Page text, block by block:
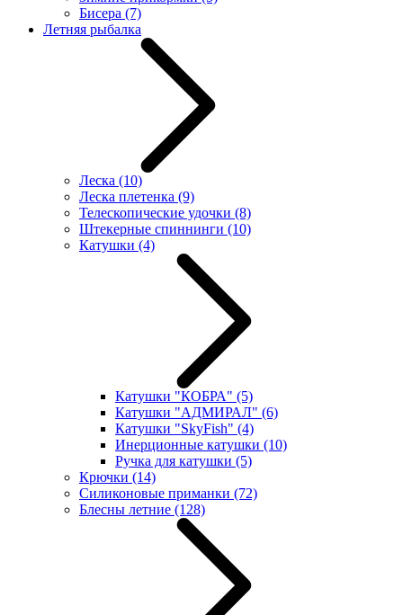
Бисера (7)
Летняя рыбалка
Леска (10)
Леска плетенка (9)
Телескопические удочки (8)
Штекерные спиннинги (10)
Катушки (4)
Катушки "КОБРА" (5)
Катушки "АДМИРАЛ" (6)
Катушки "SkyFish" (4)
Инерционные катушки (10)
Ручка для катушки (5)
Крючки (14)
Силиконовые приманки (72)
Блесны летние (128)